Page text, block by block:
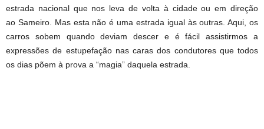
estrada nacional que nos leva de volta à cidade ou em direção
ao Sameiro. Mas esta não é uma estrada igual às outras. Aqui, os
carros sobem quando deviam descer e é fácil assistirmos a
expressões de estupefação nas caras dos condutores que todos
os dias põem à prova a “magia” daquela estrada.